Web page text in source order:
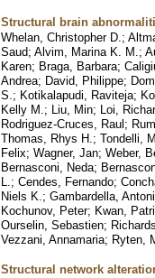
Structural brain
Whelan, Christopher D. ;
Saud; Alvim, Marina K. M. ;
Karen; Braga, Barbara;
Andrea; David, Philippe;
S. ; Kotikalapudi, Raviteja;
Kelly M. ; Liu, Min; Loi,
Rodriguez-Cruces, Raul;
Thomas, Rhys H. ; Tondelli,
Felix; Wagner, Jan; Weber,
Bernasconi, Neda;
L. ; Cendes, Fernando;
Niels K. ; Gambardella,
Kochunov, Peter; Kwan,
Ourselin, Sebastien;
Vezzani, Annamaria; Ryten,
Structural network